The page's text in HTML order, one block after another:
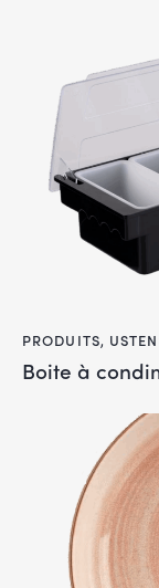
PRODUITS,
Boite à